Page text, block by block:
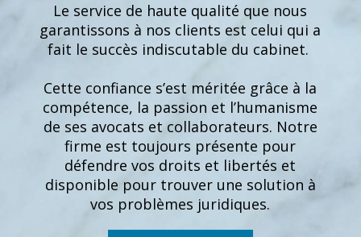
Le service de haute qualité que nous
garantissons à nos clients est celui qui a
fait le succès indiscutable du cabinet.
Cette confiance s’est méritée grâce à la
compétence, la passion et l’humanisme
de ses avocats et collaborateurs. Notre
firme est toujours présente pour
défendre vos droits et libertés et
disponible pour trouver une solution à
vos problèmes juridiques.